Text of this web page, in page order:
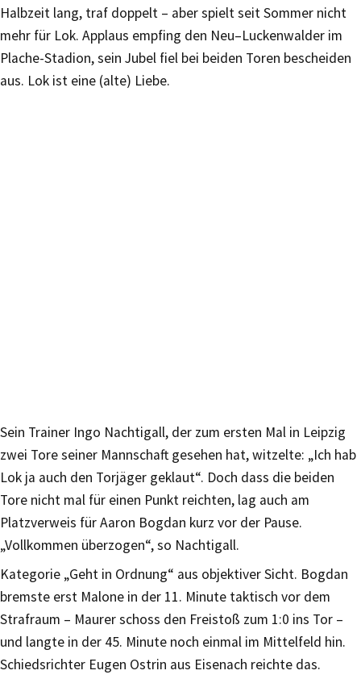
Halbzeit lang, traf doppelt – aber spielt seit Sommer nicht
mehr für Lok. Applaus empfing den Neu–Luckenwalder im
Plache-Stadion, sein Jubel fiel bei beiden Toren bescheiden
aus. Lok ist eine (alte) Liebe.
Sein Trainer Ingo Nachtigall, der zum ersten Mal in Leipzig
zwei Tore seiner Mannschaft gesehen hat, witzelte: „Ich hab
Lok ja auch den Torjäger geklaut“. Doch dass die beiden
Tore nicht mal für einen Punkt reichten, lag auch am
Platzverweis für Aaron Bogdan kurz vor der Pause.
„Vollkommen überzogen“, so Nachtigall.
Kategorie „Geht in Ordnung“ aus objektiver Sicht. Bogdan
bremste erst Malone in der 11. Minute taktisch vor dem
Strafraum – Maurer schoss den Freistoß zum 1:0 ins Tor –
und langte in der 45. Minute noch einmal im Mittelfeld hin.
Schiedsrichter Eugen Ostrin aus Eisenach reichte das.